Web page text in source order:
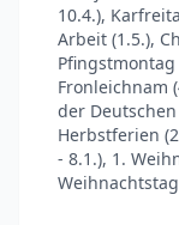
10.4.),
Arbeit (1.5.),
Pfingstmontag
Fronleichnam
der
Herbstferien
- 8.1.), 1.